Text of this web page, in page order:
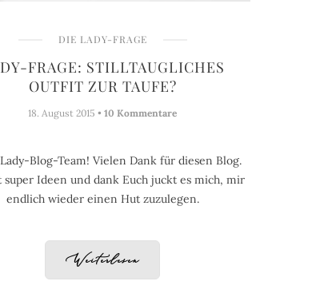
DIE LADY-FRAGE
FRAGE: STILLTAUGLICHES
OUTFIT ZUR TAUFE?
18. August 2015 • 10 Kommentare
Blog-Team! Vielen Dank für diesen Blog.
super Ideen und dank Euch juckt es mich, mir
endlich wieder einen Hut zuzulegen.
Weiterlesen